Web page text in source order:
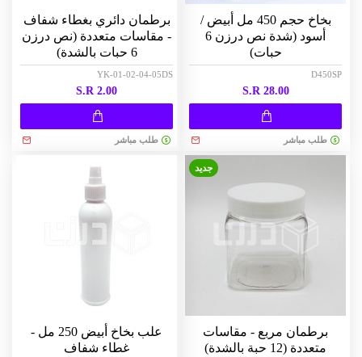
D450SP
بخاخ حجم 450 مل أبيض /
أسود (شدة نص درزن 6
حبات)
S.R 28.00
طلب مباشر
YK-01-02-04-05DS
برطمان دائري بغطاء شفاف
- مقاسات متعددة (نص درزن
6 حبات بالشدة)
S.R 2.00
طلب مباشر
جديد
برطمان مربع - مقاسات
متعددة (12 حبة بالشدة)
علب بخاخ أبيض 250 مل -
غطاء شفاف